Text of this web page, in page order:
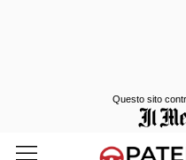
Questo sito